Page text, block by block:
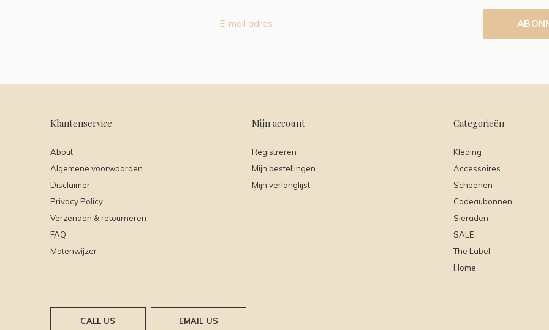
Klantenservice
About
Algemene voorwaarden
Disclaimer
Privacy Policy
Verzenden & retourneren
FAQ
Matenwijzer
Mijn account
Registreren
Mijn bestellingen
Mijn verlanglijst
Categorieën
Kleding
Accessoires
Schoenen
Cadeaubonnen
Sieraden
SALE
The Label
Home
CALL US EMAIL US